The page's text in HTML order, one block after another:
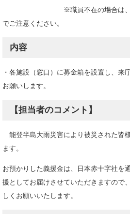
※職員不在の場合は、地区連
でご注意ください。​
内容
・各施設（窓口）に募金箱を設置し、来
お願いします。
【担当者のコメント】
能登半島大雨災害により被災された皆
ます。
お預かりした義援金は、日本赤十字社を
援としてお届けさせていただきますので
しくお願いいたします。